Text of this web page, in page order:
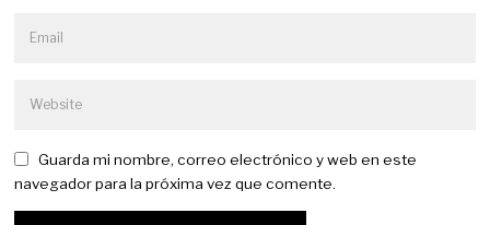
Guarda mi nombre, correo electrónico y web en este
navegador para la próxima vez que comente.